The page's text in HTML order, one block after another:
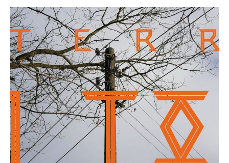
WIR ÜBER UNS
ANREISE
KONTAKTE
ZENTRALWERK E.V.
GENOSSENSCHAFT
MIETER:INNEN
DER ORT UND SEINE GESCHICHTE